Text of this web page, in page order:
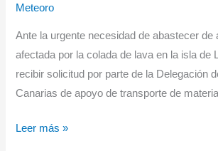
Meteoro
Ante la urgente necesidad de abastecer de
afectada por la colada de lava en la isla de
recibir solicitud por parte de la Delegación
Canarias de apoyo de transporte de
La
Leer más »